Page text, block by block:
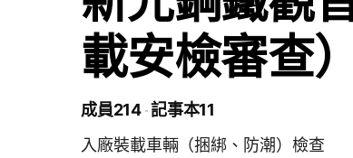
載安檢審查）
成員214 記事本11
入廠裝載車輛（捆綁、防潮）檢查